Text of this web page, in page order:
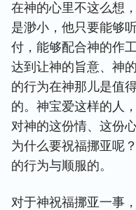
在神的心里不这么想
是渺小，他只要能够
付，能够配合神的作
达到让神的旨意、神
的行为在神那儿是值
的。神宝爱这样的人
对神的这份情、这份
为什么要祝福挪亚呢
的行为与顺服的。
对于神祝福挪亚一事